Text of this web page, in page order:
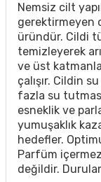
Nemsiz cilt
gerektirmeyen
üründür. Cildi
temizleyerek
ve üst
çalışır. Cildin
fazla su
esneklik ve
yumuşaklık
hedefler.
Parfüm
değildir.